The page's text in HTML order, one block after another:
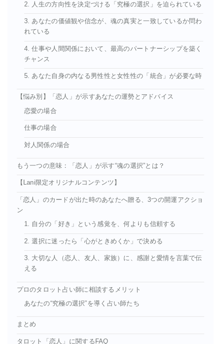
2. 人生の方向性を決定づける「究極の選択」を迫られている
3. あなたの価値観や信念が、魂の真実と一致しているか問わ
れている
4. 仕事や人間関係において、最高のパートナーシップを築く
チャンス
5. あなた自身の内なる男性性と女性性の「統合」が必要な時
【悩み別】「恋人」が示すあなたの運勢とアドバイス
恋愛の場合
仕事の場合
対人関係の場合
もう一つの意味：「恋人」が示す“魂の選択”とは？
【Lani限定オリジナルコンテンツ】
「恋人」のカードが出た時のあなたへ贈る、3つの開運アクショ
ン
1. 自分の「好き」という感覚を、何よりも信頼する
2. 選択に迷ったら「心がときめくか」で決める
3. 大切な人（恋人、友人、家族）に、感謝と愛情を言葉で伝
える
プロのタロット占い師に相談するメリット
あなたの“究極の選択”を導く占い師たち
まとめ
タロット「恋人」に関するFAQ